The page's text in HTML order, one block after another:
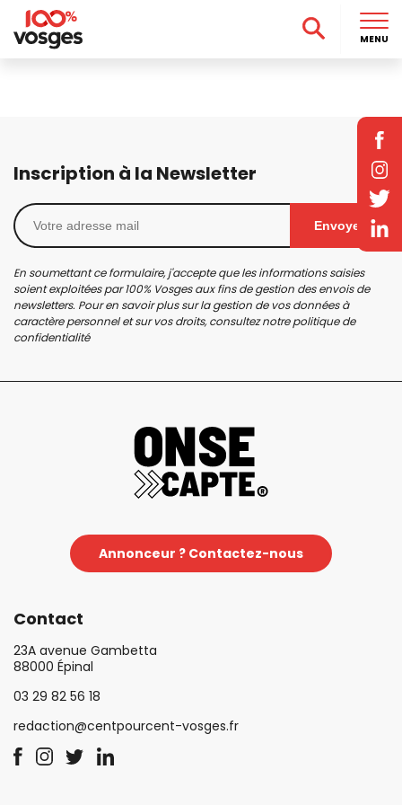
Inscription à la Newsletter
Envoyer
En soumettant ce formulaire, j'accepte que les informations saisies
soient exploitées par 100% Vosges aux fins de gestion des envois de
newsletters. Pour en savoir plus sur la gestion de vos données à
caractère personnel et sur vos droits, consultez notrepolitique de
confidentialité
Annonceur ? Contactez-nous
Contact
23A avenue Gambetta
88000 Épinal
03 29 82 56 18
redaction@centpourcent-vosges.fr
MENU